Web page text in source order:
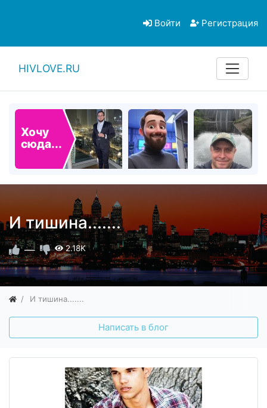
Войти Регистрация
HIVLOVE.RU
Хочу
сюда...
И тишина.......
— 2.18K
И тишина.......
Написать в блог